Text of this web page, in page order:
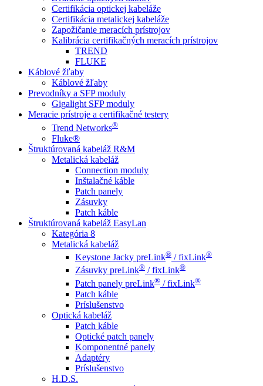
Certifikácia optickej kabeláže
Certifikácia metalickej kabeláže
Zapožičanie meracích prístrojov
Kalibrácia certifikačných meracích prístrojov
TREND
FLUKE
Káblové žľaby
Káblové žľaby
Prevodníky a SFP moduly
Gigalight SFP moduly
Meracie prístroje a certifikačné testery
Trend Networks®
Fluke®
Štruktúrovaná kabeláž R&M
Metalická kabeláž
Connection moduly
Inštalačné káble
Patch panely
Zásuvky
Patch káble
Štruktúrovaná kabeláž EasyLan
Kategória 8
Metalická kabeláž
Keystone Jacky preLink® / fixLink®
Zásuvky preLink® / fixLink®
Patch panely preLink® / fixLink®
Patch káble
Príslušenstvo
Optická kabeláž
Patch káble
Optické patch panely
Komponentné panely
Adaptéry
Príslušenstvo
H.D.S.